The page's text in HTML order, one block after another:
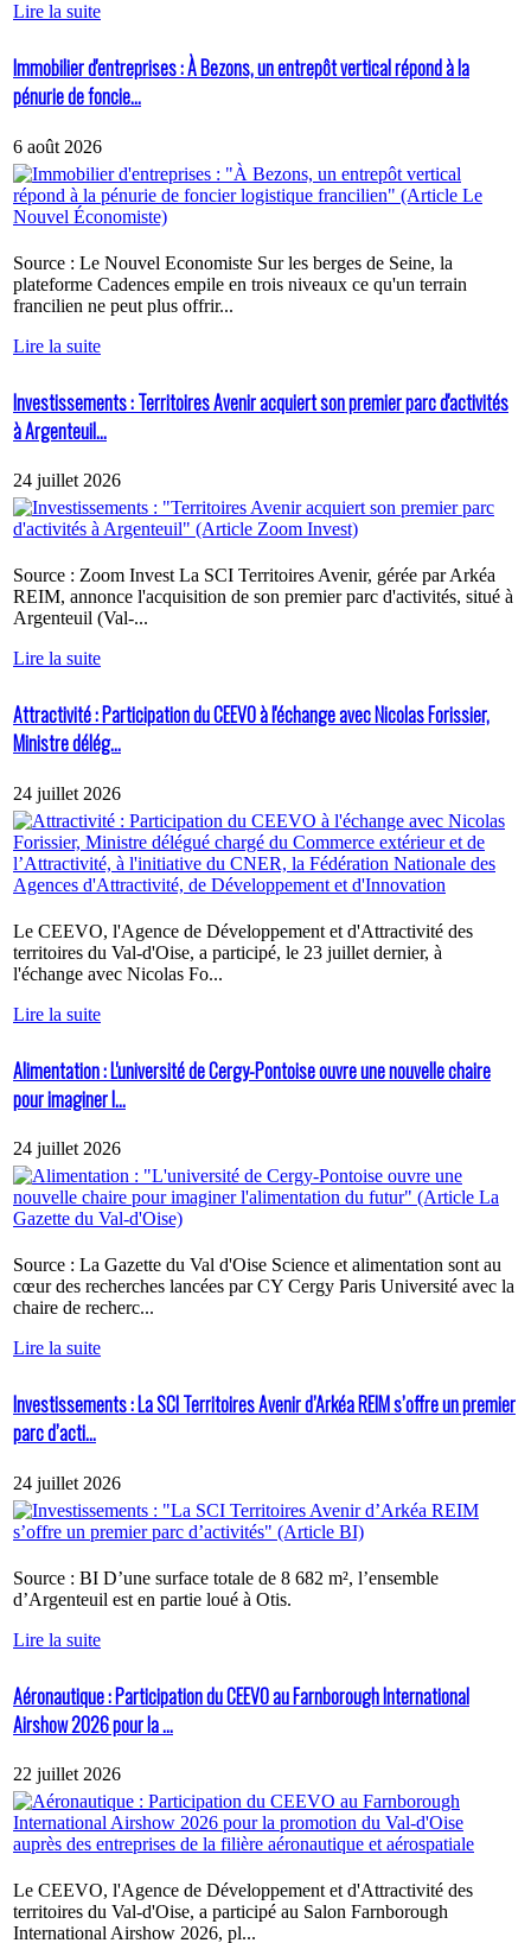
Lire la suite
Immobilier d'entreprises : À Bezons, un entrepôt vertical répond à la
pénurie de foncie...
6 août 2026
Source : Le Nouvel Economiste Sur les berges de Seine, la
plateforme Cadences empile en trois niveaux ce qu'un terrain
francilien ne peut plus offrir...
Lire la suite
Investissements : Territoires Avenir acquiert son premier parc d'activités
à Argenteuil...
24 juillet 2026
Source : Zoom Invest La SCI Territoires Avenir, gérée par Arkéa
REIM, annonce l'acquisition de son premier parc d'activités, situé à
Argenteuil (Val-...
Lire la suite
Attractivité : Participation du CEEVO à l'échange avec Nicolas Forissier,
Ministre délég...
24 juillet 2026
Le CEEVO, l'Agence de Développement et d'Attractivité des
territoires du Val-d'Oise, a participé, le 23 juillet dernier, à
l'échange avec Nicolas Fo...
Lire la suite
Alimentation : L'université de Cergy-Pontoise ouvre une nouvelle chaire
pour imaginer l...
24 juillet 2026
Source : La Gazette du Val d'Oise Science et alimentation sont au
cœur des recherches lancées par CY Cergy Paris Université avec la
chaire de recherc...
Lire la suite
Investissements : La SCI Territoires Avenir d’Arkéa REIM s’offre un premier
parc d’acti...
24 juillet 2026
Source : BI D’une surface totale de 8 682 m², l’ensemble
d’Argenteuil est en partie loué à Otis.
Lire la suite
Aéronautique : Participation du CEEVO au Farnborough International
Airshow 2026 pour la ...
22 juillet 2026
Le CEEVO, l'Agence de Développement et d'Attractivité des
territoires du Val-d'Oise, a participé au Salon Farnborough
International Airshow 2026, pl...